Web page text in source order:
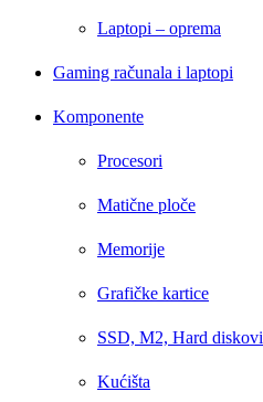
Laptopi – oprema
Gaming računala i laptopi
Komponente
Procesori
Matične ploče
Memorije
Grafičke kartice
SSD, M2, Hard diskovi
Kućišta